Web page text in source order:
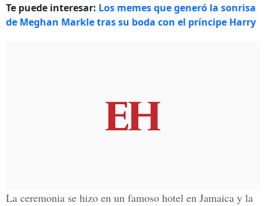
Te puede interesar: Los memes que generó la sonrisa
de Meghan Markle tras su boda con el príncipe Harry
La ceremonia se hizo en un famoso hotel en Jamaica y la